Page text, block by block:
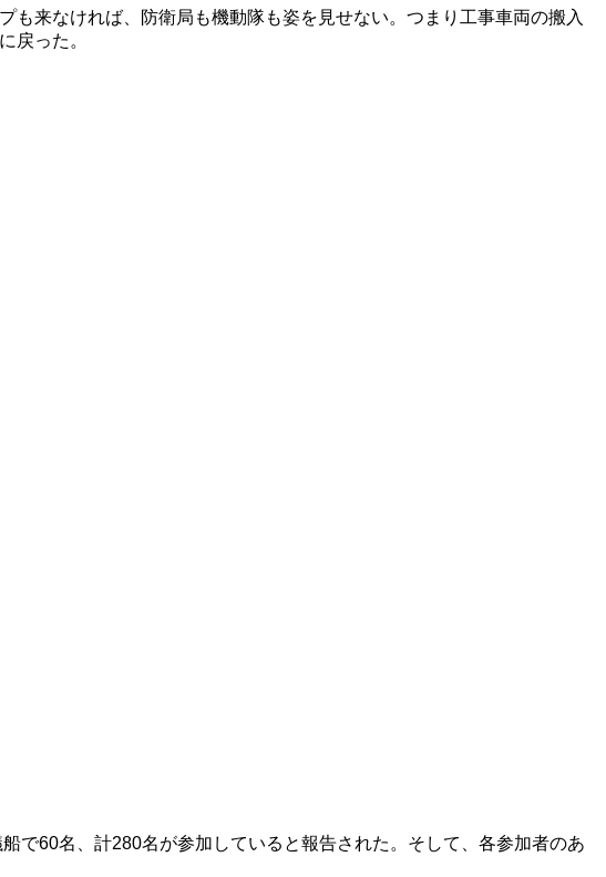
来なければ、防衛局も機動隊も姿を見せない。つまり工事車両の搬入
戻った。
で60名、計280名が参加していると報告された。そして、各参加者のあ